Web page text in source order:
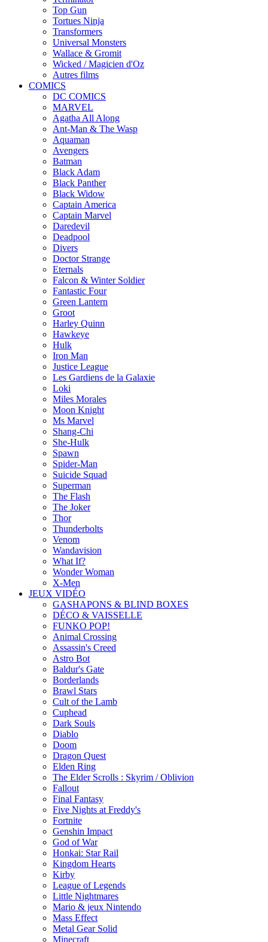
Top Gun
Tortues Ninja
Transformers
Universal Monsters
Wallace & Gromit
Wicked / Magicien d'Oz
Autres films
COMICS
DC COMICS
MARVEL
Agatha All Along
Ant-Man & The Wasp
Aquaman
Avengers
Batman
Black Adam
Black Panther
Black Widow
Captain America
Captain Marvel
Daredevil
Deadpool
Divers
Doctor Strange
Eternals
Falcon & Winter Soldier
Fantastic Four
Green Lantern
Groot
Harley Quinn
Hawkeye
Hulk
Iron Man
Justice League
Les Gardiens de la Galaxie
Loki
Miles Morales
Moon Knight
Ms Marvel
Shang-Chi
She-Hulk
Spawn
Spider-Man
Suicide Squad
Superman
The Flash
The Joker
Thor
Thunderbolts
Venom
Wandavision
What If?
Wonder Woman
X-Men
JEUX VIDÉO
GASHAPONS & BLIND BOXES
DÉCO & VAISSELLE
FUNKO POP!
Animal Crossing
Assassin's Creed
Astro Bot
Baldur's Gate
Borderlands
Brawl Stars
Cult of the Lamb
Cuphead
Dark Souls
Diablo
Doom
Dragon Quest
Elden Ring
The Elder Scrolls : Skyrim / Oblivion
Fallout
Final Fantasy
Five Nights at Freddy's
Fortnite
Genshin Impact
God of War
Honkai: Star Rail
Kingdom Hearts
Kirby
League of Legends
Little Nightmares
Mario & jeux Nintendo
Mass Effect
Metal Gear Solid
Minecraft